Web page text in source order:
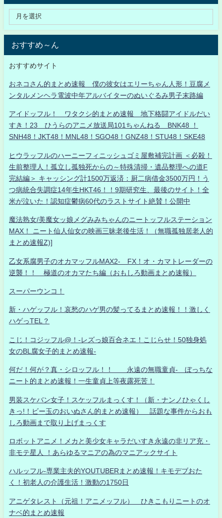
おすすめ～ん
おすすめサイト
おネコさん的まとめ速報 僕の彼女はエリーちゃん人形！豆腐メ
ンタルメンヘラ電波中年アルバイターのぬいぐるみ男子末路編
アイドッフル！ ワタクシ的まとめ速報 地下格闘アイドルだい
すき！23 ひうらのアニメ放送局101ちゃんねる BNK48 ！
SNH48！JKT48！MNL48！SGO48！GNZ48！STU48！SKE48
ヒウラッフルのハーニーフィニッシュゴミ屋敷補完計画 ＜必殺！
生前整理人！孤立し孤独死からの～特殊清掃・遺品整理への道F
完結編＞ キャッシング計1500万返済：厨二病借金3500万円！う
つ病統合失調症14年生HKT46！！9期研究生、最後のサイト！全
米が泣いた！認知症鬱病60代のラストサイト絶賛！公開中
魔法熟女/美魔女ッ娘メグみみちゃんのニートッフルステーション
MAX！ ニート仙人仙女の映画三昧老後生活！（無職孤独居老人的
まとめ速報Z)]
乙女系腐男子のオカマッフルMAX2- FX！オ・カマトレーダーの
逆襲！！ 極道のオカマたち編（おもしろ動画まとめ速報）
スーパーウンコ！
新・ハゲッフル！哀愁のハゲ男の髪ってるまとめ速報！！激しく
ハゲっTEL？
こじ！コジッフル@！-レズっ娘百合ネエ！こじらせ！50独身処
女のBL腐女子的まとめ速報-
何だ！何が？真・シロッフル！！ 永遠の無職童貞- ぼっちな
ニート的まとめ速報！一生童貞上等夜露死苦！
男装スケバン女子！スケッフルまっくす！（新・ナンノひゃくし
きっ!！ビー玉のおいぬさん的まとめ速報） 話題な事件からおも
しろ動画まで取り上げまっくす
ロボットアニメ！メカと美少女キャラだいすき永遠の非リア充・
非モテ星人 ！あらゆるマニアの為のマニアックサイト
ハルッフル-専業主夫的YOUTUBERまとめ速報！キモデブおた
く！初老人の介護生活！激動の1750日
アニゲタレスト（元祖！アニメッフル） ひきこもりニートのオ
ナベ的まとめ速報